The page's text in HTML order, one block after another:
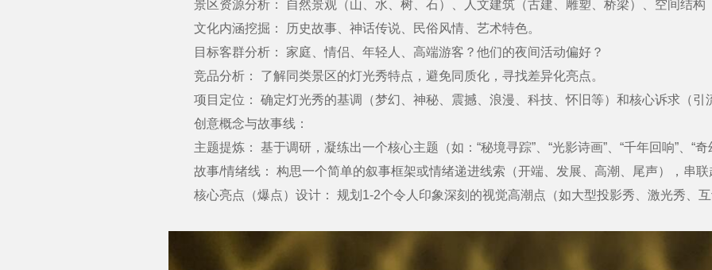
景区资源分析： 自然景观（山、水、树、石）、人文建筑（古建、雕塑、桥梁）、空间结构
文化内涵挖掘： 历史故事、神话传说、民俗风情、艺术特色。
目标客群分析： 家庭、情侣、年轻人、高端游客？他们的夜间活动偏好？
竞品分析： 了解同类景区的灯光秀特点，避免同质化，寻找差异化亮点。
项目定位： 确定灯光秀的基调（梦幻、神秘、震撼、浪漫、科技、怀旧等）和核心诉求（引
创意概念与故事线：
主题提炼： 基于调研，凝练出一个核心主题（如：“秘境寻踪”、“光影诗画”、“千年回响”、“奇
故事/情绪线： 构思一个简单的叙事框架或情绪递进线索（开端、发展、高潮、尾声），串联
核心亮点（爆点）设计： 规划1-2个令人印象深刻的视觉高潮点（如大型投影秀、激光秀、